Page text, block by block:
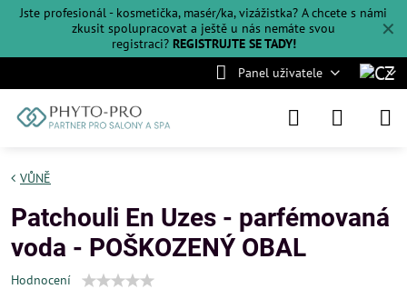
✕
Jste profesionál - kosmetička, masér/ka, vizážistka? A chcete s námi
zkusit spolupracovat a ještě u nás nemáte svou
registraci? REGISTRUJTE SE TADY!
Panel uživatele
VŮNĚ
Patchouli En Uzes - parfémovaná
voda - POŠKOZENÝ OBAL
Hodnocení